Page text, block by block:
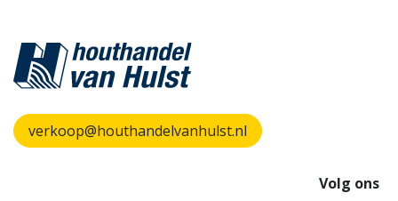
verkoop@houthandelvanhulst.nl
Volg ons